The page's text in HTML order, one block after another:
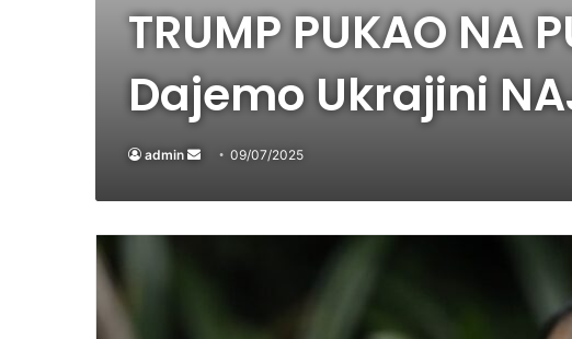
TRUMP PUKAO
Dajemo Ukrajini
admin
Send09/07/2025